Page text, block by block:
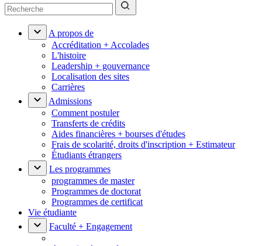
A propos de
Accréditation + Accolades
L'histoire
Leadership + gouvernance
Localisation des sites
Carrières
Admissions
Comment postuler
Transferts de crédits
Aides financières + bourses d'études
Frais de scolarité, droits d'inscription + Estimateur
Étudiants étrangers
Les programmes
programmes de master
Programmes de doctorat
Programmes de certificat
Vie étudiante
Faculté + Engagement